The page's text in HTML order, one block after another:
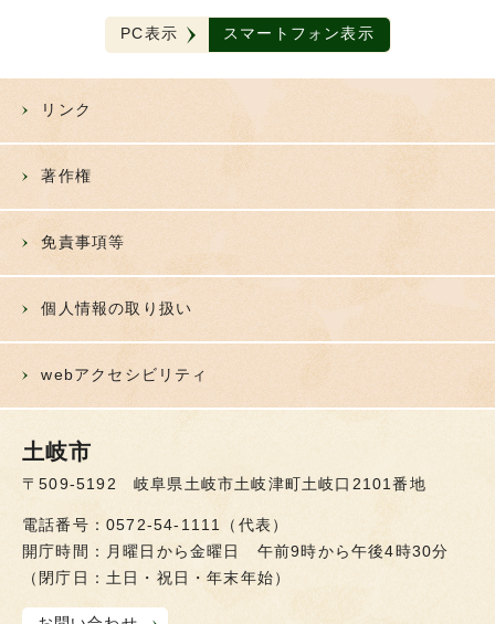
PC表示 スマートフォン表示
リンク
著作権
免責事項等
個人情報の取り扱い
webアクセシビリティ
土岐市
〒509-5192 岐阜県土岐市土岐津町土岐口2101番地
電話番号：0572-54-1111（代表）
開庁時間：月曜日から金曜日 午前9時から午後4時30分
（閉庁日：土日・祝日・年末年始）